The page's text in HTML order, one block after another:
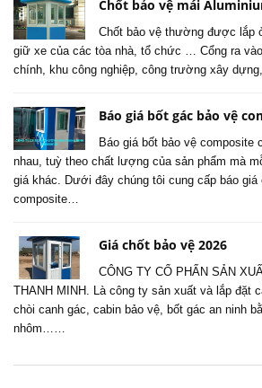
Chốt bảo vệ mái
Chốt bảo vệ thường được lắp
giữ xe của các tòa nhà, tổ chức … Cổng ra
chính, khu công nghiệp, công trường xây
Báo giá bốt gác bảo vệ
Báo giá bốt bảo vệ composite
nhau, tuỳ theo chất lượng của sản phẩm mà
giá khác. Dưới đây chúng tôi cung cấp báo giá
composite…
Giá chốt bảo vệ 2026
CÔNG TY CỔ PHẨN SẢN
THANH MINH. Là công ty sản xuất và lắp đặt
chòi canh gác, cabin bảo vệ, bốt gác an ninh
nhôm……